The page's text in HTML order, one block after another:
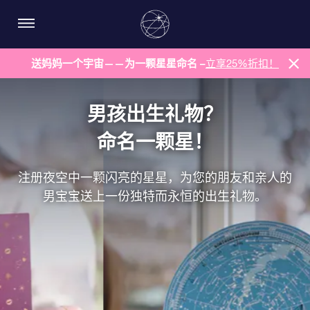
送妈妈一个宇宙——为一颗星星命名 –立享25%折扣！
男孩出生礼物？
命名一颗星！
注册夜空中一颗闪亮的星星，为您的朋友和亲人的
男宝宝送上一份独特而永恒的出生礼物。